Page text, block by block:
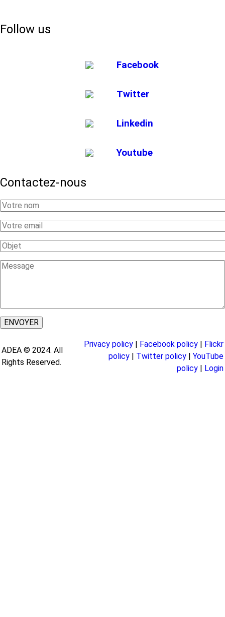
Follow us
Facebook
Twitter
Linkedin
Youtube
Contactez-nous
Your
Name
Your
Email
Subject
Message
ADEA © 2024. All
Rights Reserved.
Privacy policy | Facebook policy | Flickr
policy | Twitter policy | YouTube
policy | Login